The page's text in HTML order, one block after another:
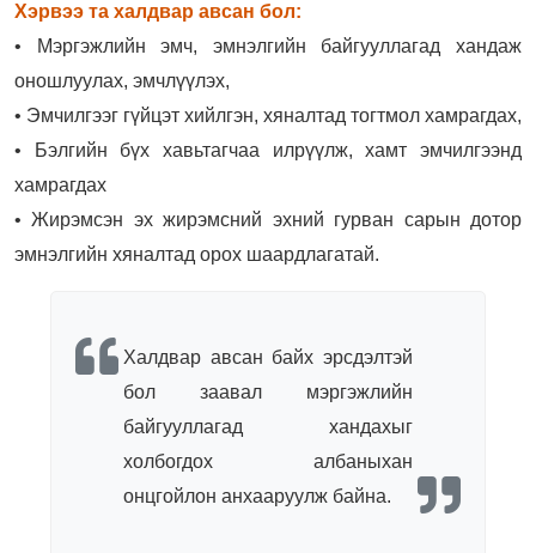
Хэрвээ та халдвар авсан бол:
• Мэргэжлийн эмч, эмнэлгийн байгууллагад хандаж
оношлуулах, эмчлүүлэх,
• Эмчилгээг гүйцэт хийлгэн, хяналтад тогтмол хамрагдах,
• Бэлгийн бүх хавьтагчаа илрүүлж, хамт эмчилгээнд
хамрагдах
• Жирэмсэн эх жирэмсний эхний гурван сарын дотор
эмнэлгийн хяналтад орох шаардлагатай.
Халдвар авсан байх эрсдэлтэй
бол заавал мэргэжлийн
байгууллагад хандахыг
холбогдох албаныхан
онцгойлон анхааруулж байна.